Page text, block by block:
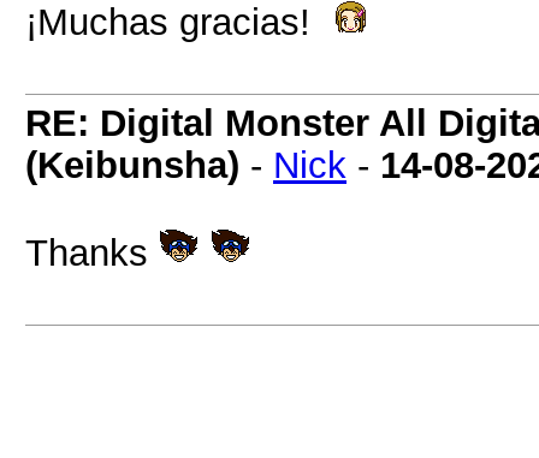
¡Muchas gracias!
RE: Digital Monster All
(Keibunsha) - Nick - 14-08-
Thanks